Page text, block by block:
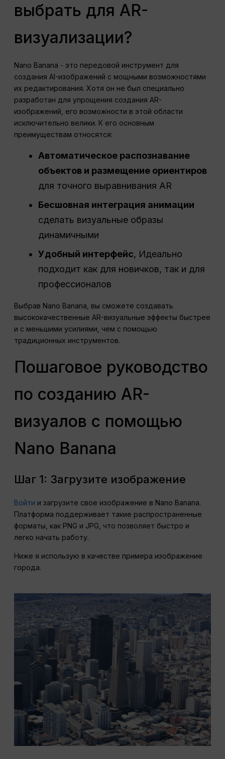
выбрать для AR-
визуализации?
Nano Banana - это передовой инструмент для
создания AI-изображений с мощными возможностями
их редактирования. Хотя он не был специально
разработан для упрощения создания AR-
изображений, его возможности в этой области
исключительно велики. К его основным
преимуществам относятся:
Автоматическое распознавание
объектов и размещение ориентиров
для точного выравнивания AR
Бесшовная интеграция анимации
сделать визуальные образы
динамичными
Удобный интерфейс, Идеально
подходит как для новичков, так и для
профессионалов
Выбрав Nano Banana, вы сможете создавать
высококачественные AR-визуальные эффекты быстрее
и с меньшими усилиями, чем с помощью
традиционных инструментов.
Пошаговое руководство
по созданию AR-
визуалов с помощью
Nano Banana
Шаг 1: Загрузите изображение
Войти и загрузите свое изображение в Nano Banana.
Платформа поддерживает такие распространенные
форматы, как PNG и JPG, что позволяет быстро и
легко начать работу.
Ниже я использую в качестве примера изображение
города.